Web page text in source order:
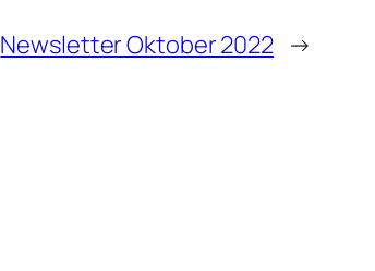
Newsletter Oktober 2022 →